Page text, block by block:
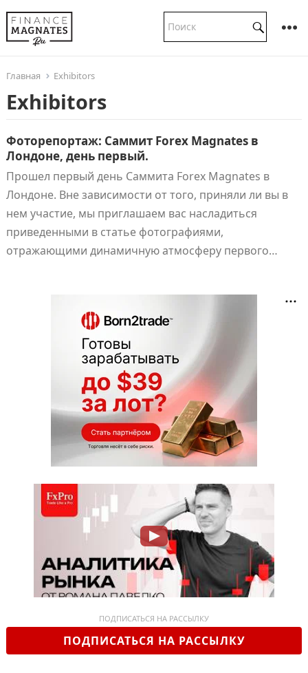
Главная Exhibitors
Exhibitors
Фоторепортаж: Саммит Forex Magnates в
Лондоне, день первый.
Прошел первый день Саммита Forex Magnates в
Лондоне. Вне зависимости от того, приняли ли вы в
нем участие, мы приглашаем вас насладиться
приведенными в статье фотографиями,
отражающими динамичную атмосферу первого…
ПОДПИСАТЬСЯ НА РАССЫЛКУ
ПОДПИСАТЬСЯ НА РАССЫЛКУ